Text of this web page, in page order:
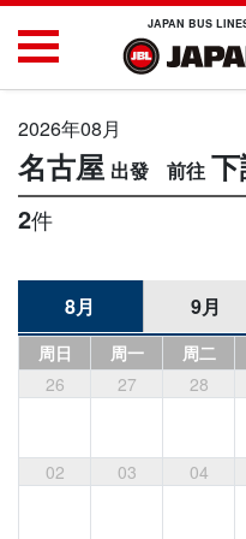
JAPAN BUS
2026年08月
名古屋
2件
8月 9月
周日 周一 周二
26
27 28
02 03 04